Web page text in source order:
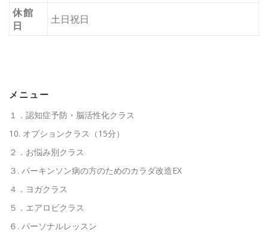
休館
日
土日祝日
メニュー
１．認知症予防・脳活性化クラス
10. オプションクラス（15分）
２．お悩み別クラス
３. パーキンソン病の方のためのカラダ改造EX
４．ヨガクラス
５．エアロビクラス
６. パーソナルレッスン